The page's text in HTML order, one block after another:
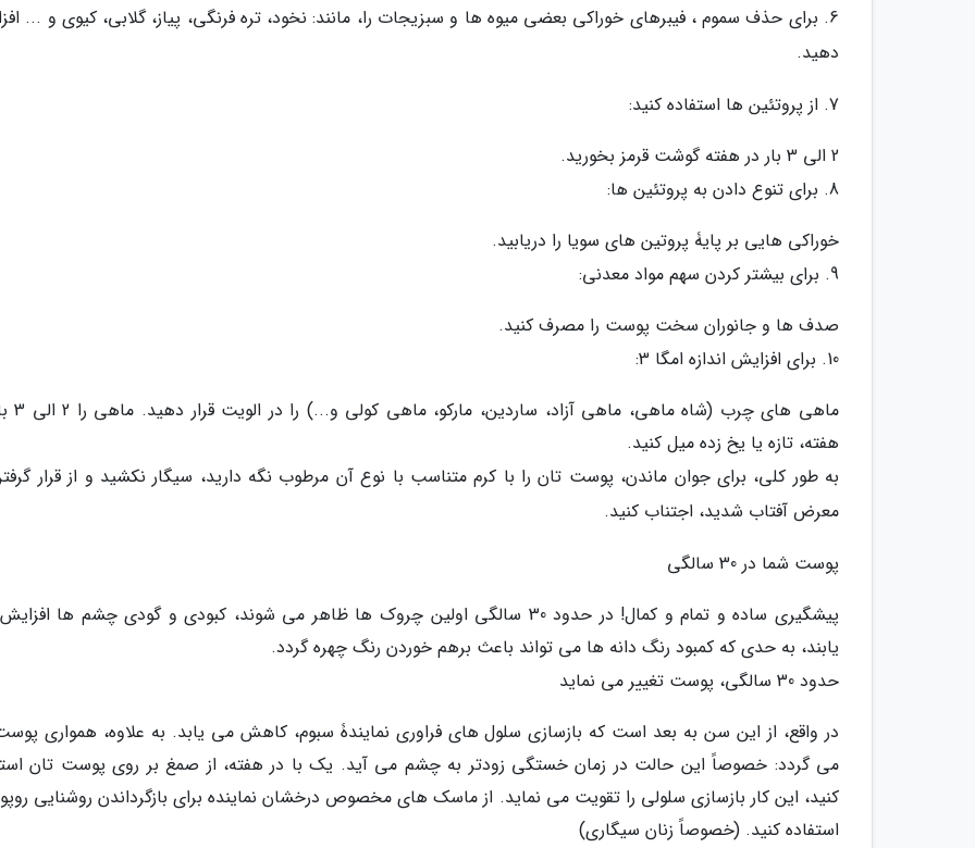
6. برای حذف سموم ، فیبرهای خوراکی بعضی میوه ها و سبزیجات را، مانند: نخود، تره فرنگی، پیاز، گلابی، کیوی و ...
دهید.
7. از پروتئین ها استفاده کنید:
2 الی 3 بار در هفته گوشت قرمز بخورید.
8. برای تنوع دادن به پروتئین ها:
خوراکی هایی بر پایۀ پروتین های سویا را دریابید.
9. برای بیشتر کردن سهم مواد معدنی:
صدف ها و جانوران سخت پوست را مصرف کنید.
10. برای افزایش اندازه امگا 3:
ماهی های چرب (شاه ماهی،
هفته، تازه یا یخ زده میل کنید.
به طور کلی، برای جوان ماندن، پوست تان را با کرم متناسب با نوع آن مرطوب نگه دارید، سیگار نکشید و از قرار
معرض آفتاب شدید، اجتناب کنید.
پوست شما در 30 سالگی
پیشگیری ساده و تمام و کمال! در حدود 30 سالگی اولین چروک ها ظاهر می شوند، کبودی و گودی چشم ها
یابند، به حدی که کمبود رنگ دانه ها می تواند باعث برهم خوردن رنگ چهره گردد.
حدود 30 سالگی، پوست تغییر می نماید
در واقع، از این سن به بعد است که بازسازی سلول های فراوری نمایندۀ سبوم، کاهش می یابد. به علاوه، همواری
می گردد: خصوصاً این حالت در زمان خستگی زودتر به چشم می آید. یک با در هفته، از صمغ بر روی پوست تان
کنید، این کار بازسازی سلولی را تقویت می نماید. از ماسک های مخصوص درخشان نماینده برای بازگرداندن روشنایی
استفاده کنید. (خصوصاً زنان سیگاری)